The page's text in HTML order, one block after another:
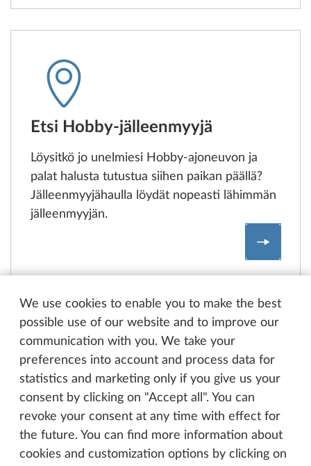
We use cookies to enable you to make the best
possible use of our website and to improve our
communication with you. We take your
preferences into account and process data for
statistics and marketing only if you give us your
consent by clicking on "Accept all". You can
revoke your consent at any time with effect for
the future. You can find more information about
cookies and customization options by clicking on
Etsi Hobby-jälleenmyyjä
Löysitkö jo unelmiesi Hobby-ajoneuvon ja
palat halusta tutustua siihen paikan päällä?
Jälleenmyyjähaulla löydät nopeasti lähimmän
jälleenmyyjän.
Hobby-
Sivun alkuun
HOBBY FACEBOOK